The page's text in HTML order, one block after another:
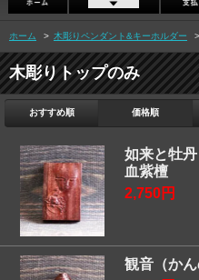
ホーム > 木彫りペンダント&キーホルダー >
木彫りトップのみ
おすすめ順 価格順
如来と牡
血紫檀
2,750円
観音（か